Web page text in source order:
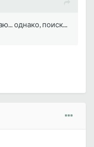
однако, поиск...